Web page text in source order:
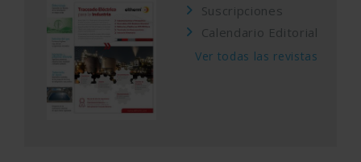
Suscripciones
Calendario Editorial
Ver todas las revistas